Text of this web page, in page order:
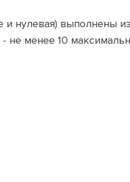
нулевая) выполнены
- не менее 10